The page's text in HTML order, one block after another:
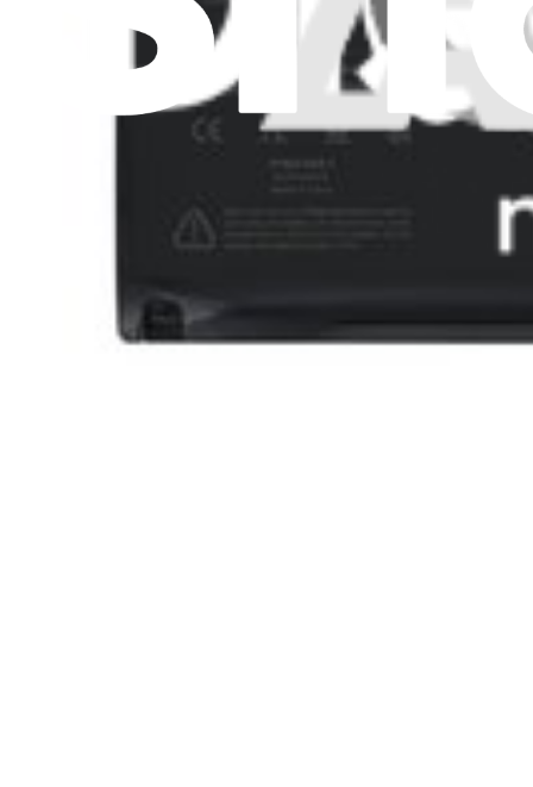
Ressources
Actualités
Mentions légales
Conditions d’utilisation
Consentement aux cookies